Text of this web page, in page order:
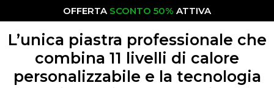
OFFERTA SCONTO 50% ATTIVA
L’unica piastra professionale che
combina 11 livelli di calore
personalizzabile e la tecnologia